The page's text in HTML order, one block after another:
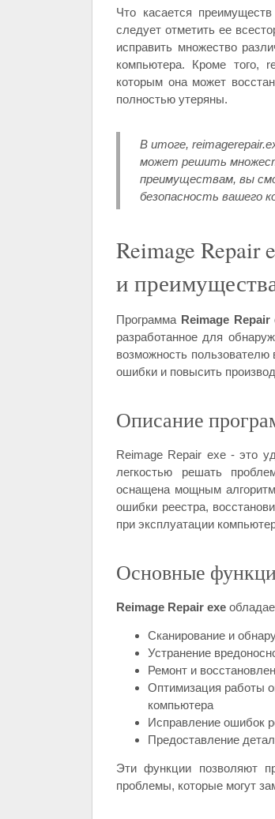
Что касается
следует отметить ее
исправить множество
компьютера. Кроме того,
которым она может
полностью утеряны.
В итоге,
может решить
преимуществам, вы
безопасность вашего
Reimage Repair
и
Программа Reimage Repair
разработанное для
возможность пользователю
ошибки и повысить
Описание
Reimage Repair exe - это
легкостью решать
оснащена мощным
ошибки реестра,
при эксплуатации
Основные
Reimage Repair exe
Сканирование и
Устранение
Ремонт и
Оптимизация работы
компьютера
Исправление ошибок
Предоставление
Эти функции позволяют
проблемы, которые могут